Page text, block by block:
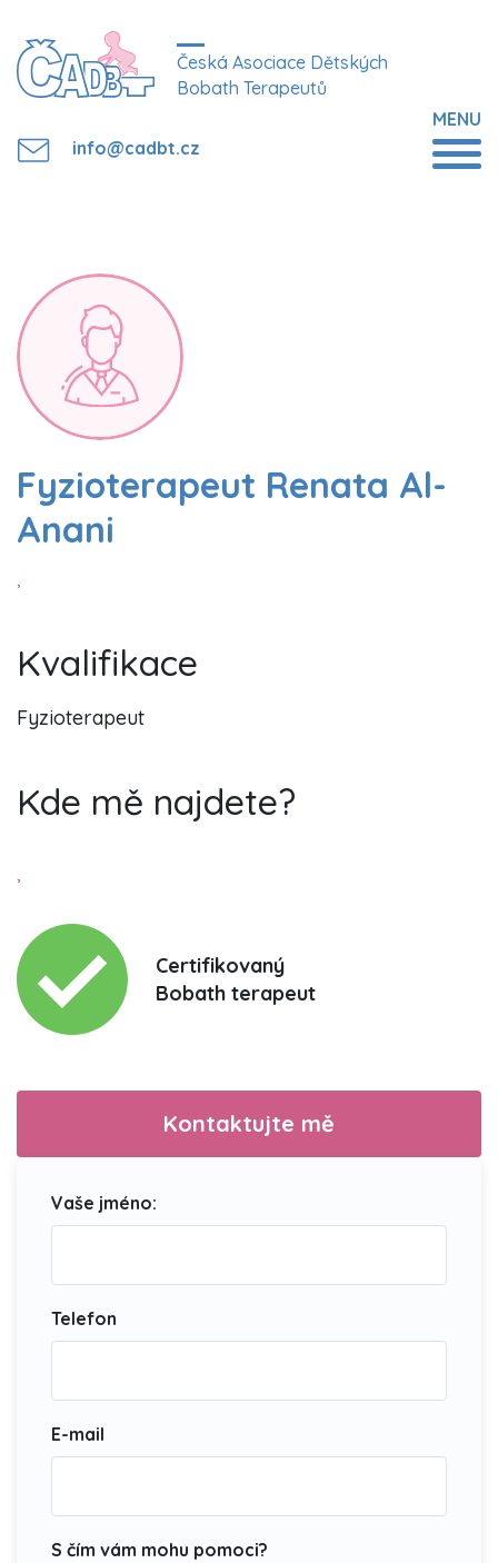
Česká Asociace Dětských
Bobath Terapeutů
info@cadbt.cz
MENU
Fyzioterapeut Renata Al-
Anani
,
Kvalifikace
Fyzioterapeut
Kde mě najdete?
,
Certifikovaný
Bobath terapeut
Kontaktujte mě
Vaše jméno:
Telefon
E-mail
S čím vám mohu pomoci?